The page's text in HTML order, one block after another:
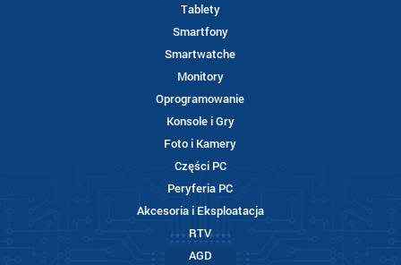
Tablety
Smartfony
Smartwatche
Monitory
Oprogramowanie
Konsole i Gry
Foto i Kamery
Części PC
Peryferia PC
Akcesoria i Eksploatacja
RTV
AGD